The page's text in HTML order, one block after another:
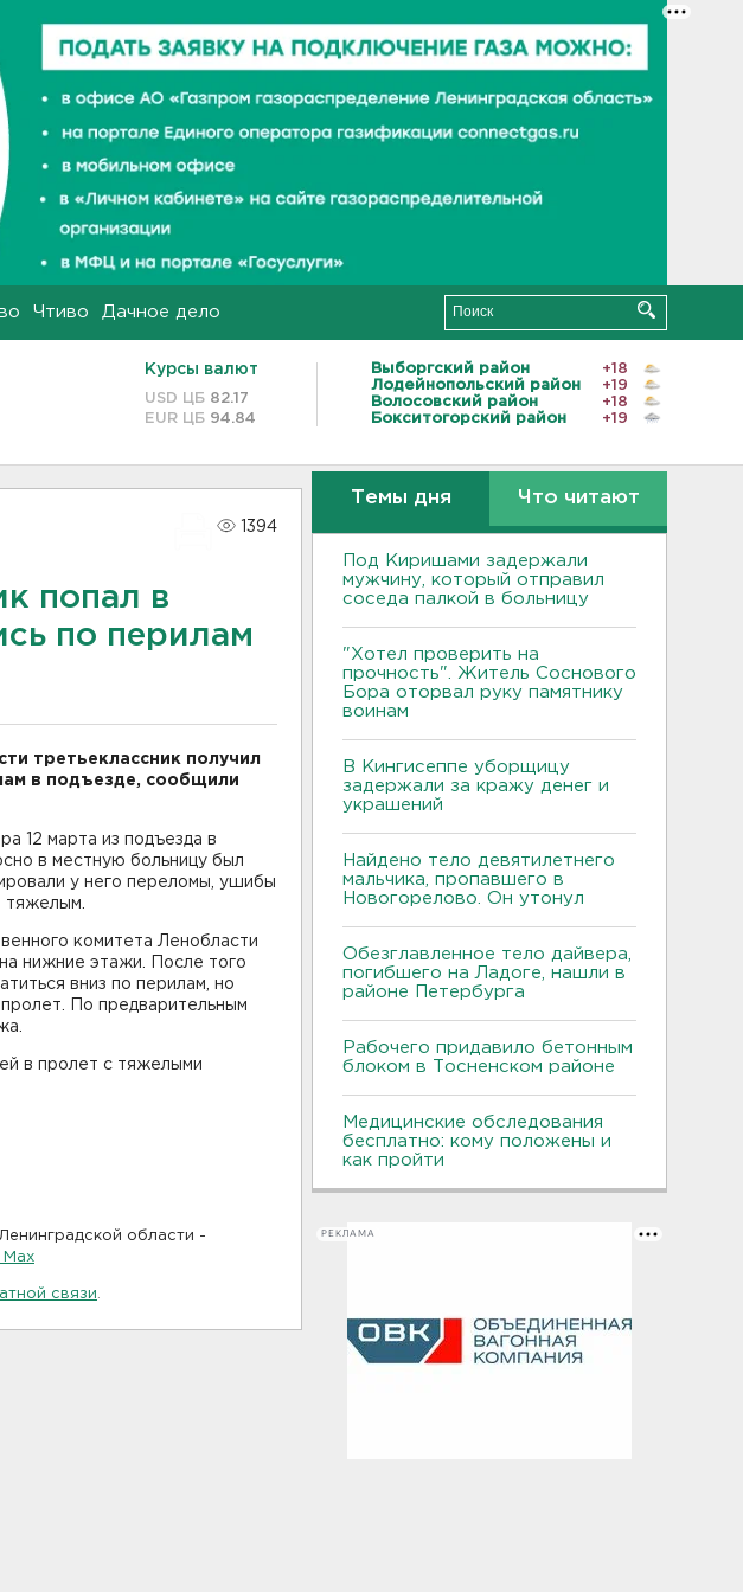
Чтиво Дачное дело
Курсы валют
USD ЦБ 82.17
EUR ЦБ 94.84
Выборгский район
+18
Лодейнопольский район
+19
Волосовский район
+18
Бокситогорский район
+19
1394
попал в
по перилам
третьеклассник получил
в подъезде, сообщили
12 марта из подъезда в
в местную больницу был
у него переломы, ушибы
тяжелым.
комитета Ленобласти
нижние этажи. После того
вниз по перилам, но
По предварительным
в пролет с тяжелыми
области -
Maх
связи
Темы дня Что читают
Под Киришами задержали
мужчину, который отправил
соседа палкой в больницу
"Хотел проверить на
прочность". Житель Соснового
Бора оторвал руку памятнику
воинам
В Кингисеппе уборщицу
задержали за кражу денег и
украшений
Найдено тело девятилетнего
мальчика, пропавшего в
Новогорелово. Он утонул
Обезглавленное тело дайвера,
погибшего на Ладоге, нашли в
районе Петербурга
Рабочего придавило бетонным
блоком в Тосненском районе
Медицинские обследования
бесплатно: кому положены и
как пройти
РЕКЛАМА